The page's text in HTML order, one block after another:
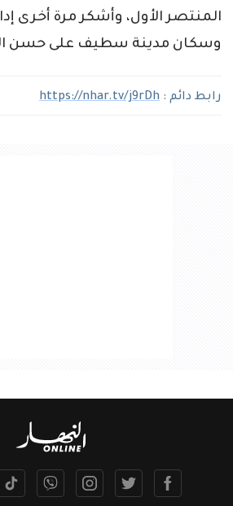
المنتصر الأول، وأشكر مرة أخرى
وسكان مدينة سطيف على حسن
رابط دائم : https://nhar.tv/j9rDh